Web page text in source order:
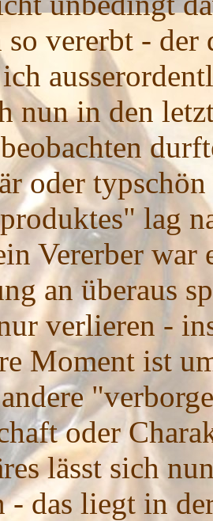
so vererbt -
nun in den
oder
lag
Vererber
an überaus
verlieren -
Moment ist
oder
lässt sich
das liegt in